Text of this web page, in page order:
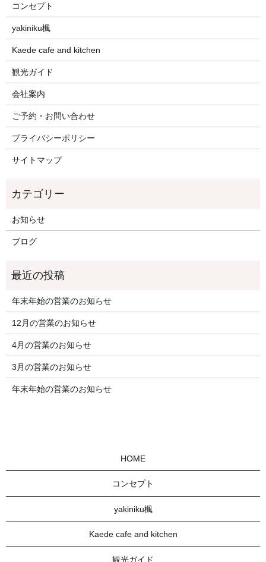
コンセプト
yakiniku楓
Kaede cafe and kitchen
観光ガイド
会社案内
ご予約・お問い合わせ
プライバシーポリシー
サイトマップ
お知らせ
ブログ
年末年始の営業のお知らせ
12月の営業のお知らせ
4月の営業のお知らせ
3月の営業のお知らせ
年末年始の営業のお知らせ
HOME
コンセプト
yakiniku楓
Kaede cafe and kitchen
観光ガイド